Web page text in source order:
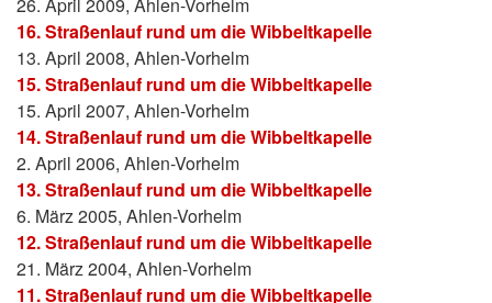
16. Straßenlauf rund um die Wibbeltkapelle
13. April 2008, Ahlen-Vorhelm
15. Straßenlauf rund um die Wibbeltkapelle
15. April 2007, Ahlen-Vorhelm
14. Straßenlauf rund um die Wibbeltkapelle
2. April 2006, Ahlen-Vorhelm
13. Straßenlauf rund um die Wibbeltkapelle
6. März 2005, Ahlen-Vorhelm
12. Straßenlauf rund um die Wibbeltkapelle
21. März 2004, Ahlen-Vorhelm
11. Straßenlauf rund um die Wibbeltkapelle